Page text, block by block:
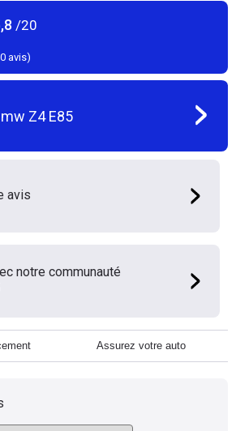
/20
avis)
Z4 E85
avis
notre communauté
Assurez votre auto